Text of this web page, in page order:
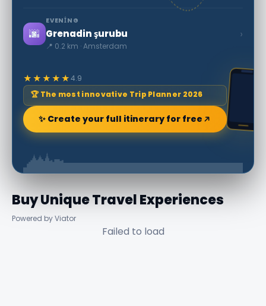
🌆
EVENING
Grenadin şurubu
📍 0.2 km · Amsterdam
›
★★★★★4.9
🏆 The most innovative Trip Planner 2026
✨ Create your full itinerary for free
Buy Unique Travel Experiences
Powered by Viator
Failed to load